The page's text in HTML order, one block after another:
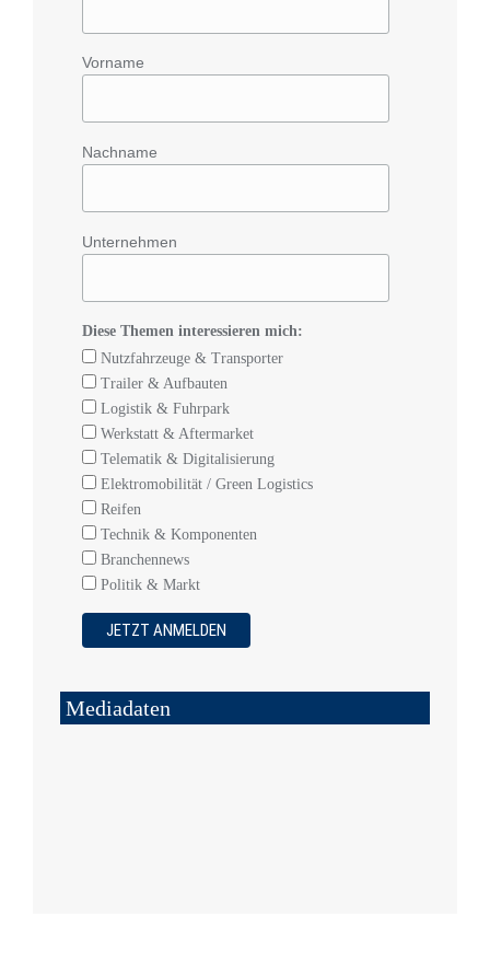
Vorname
Nachname
Unternehmen
Diese Themen interessieren mich:
Nutzfahrzeuge & Transporter
Trailer & Aufbauten
Logistik & Fuhrpark
Werkstatt & Aftermarket
Telematik & Digitalisierung
Elektromobilität / Green Logistics
Reifen
Technik & Komponenten
Branchennews
Politik & Markt
Mediadaten